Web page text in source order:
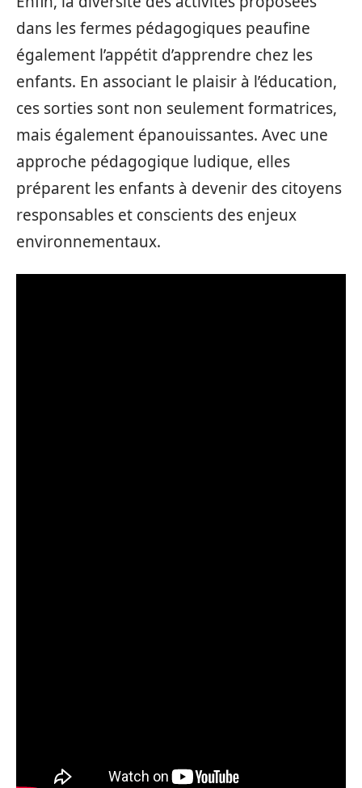
dans les fermes pédagogiques peaufine
également l’appétit d’apprendre chez les
enfants. En associant le plaisir à l’éducation,
ces sorties sont non seulement formatrices,
mais également épanouissantes. Avec une
approche pédagogique ludique, elles
préparent les enfants à devenir des citoyens
responsables et conscients des enjeux
environnementaux.